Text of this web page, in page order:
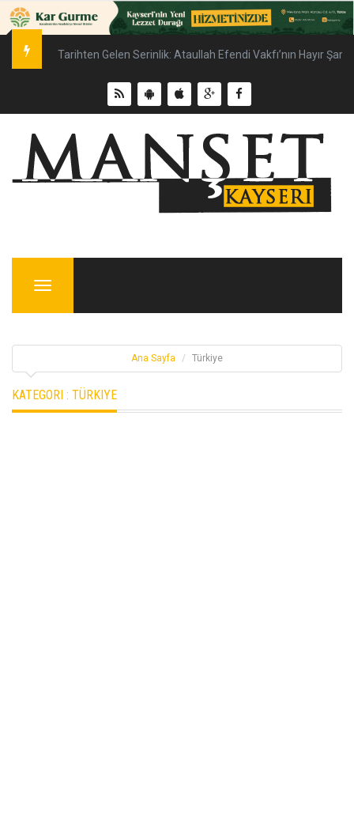
Tarihten Gelen Serinlik: Ataullah Efendi Vakfı’nın Hayır
Menu
Ana Sayfa Türkiye
KATEGORI : TÜRKIYE